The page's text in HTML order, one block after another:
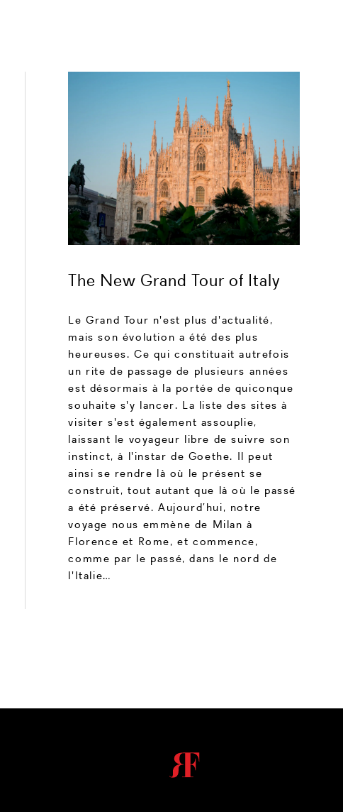
The New Grand Tour of Italy
Le Grand Tour n'est plus d'actualité,
mais son évolution a été des plus
heureuses. Ce qui constituait autrefois
un rite de passage de plusieurs années
est désormais à la portée de quiconque
souhaite s'y lancer. La liste des sites à
visiter s'est également assouplie,
laissant le voyageur libre de suivre son
instinct, à l'instar de Goethe. Il peut
ainsi se rendre là où le présent se
construit, tout autant que là où le passé
a été préservé. Aujourd’hui, notre
voyage nous emmène de Milan à
Florence et Rome, et commence,
comme par le passé, dans le nord de
l'Italie…